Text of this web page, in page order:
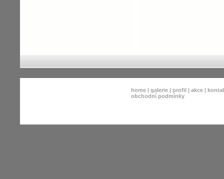
home galerie profil akce
obchodní podmínky